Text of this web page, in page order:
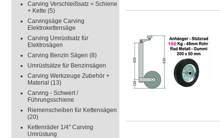
Carving Verschleißsatz = Schiene
+ Kette (5)
Carvingsäge Carving
Elektrokettensäge
Carving Umrüstsatz für
Elektrosägen
Carving Benzin Sägen (8)
Umrüstsätze für Benzinsägen
Carving Werkzeuge Zubehör +
Material (13)
Carving - Schwert /
Führungsschiene
Riemenscheiben für Kettensägen
(20)
Kettenräder 1/4" Carving
Umrüstung